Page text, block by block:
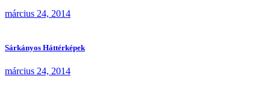
március 24, 2014
Sárkányos Háttérképek
március 24, 2014